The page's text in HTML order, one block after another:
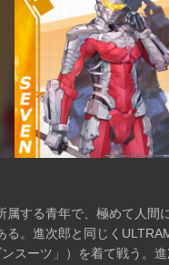
属する青年で、極めて人間
る。進次郎と同じく
スーツ」）を着て戦う。